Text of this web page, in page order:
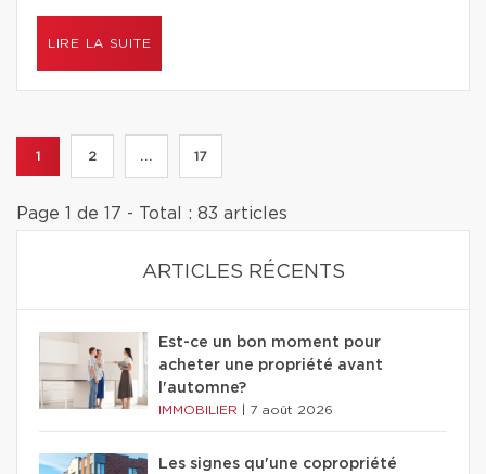
LIRE LA SUITE
1 2 ... 17
Page 1 de 17 - Total : 83 articles
ARTICLES RÉCENTS
Est-ce un bon moment pour
acheter une propriété avant
l'automne?
IMMOBILIER 7 août 2026
Les signes qu'une copropriété